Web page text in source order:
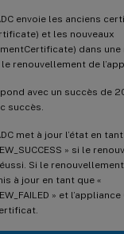
envoie les anciens
et les nouveaux
dans une
renouvellement de
avec un succès de
succès.
met à jour l’état en
» si le
Si le
à jour en tant que «
» et